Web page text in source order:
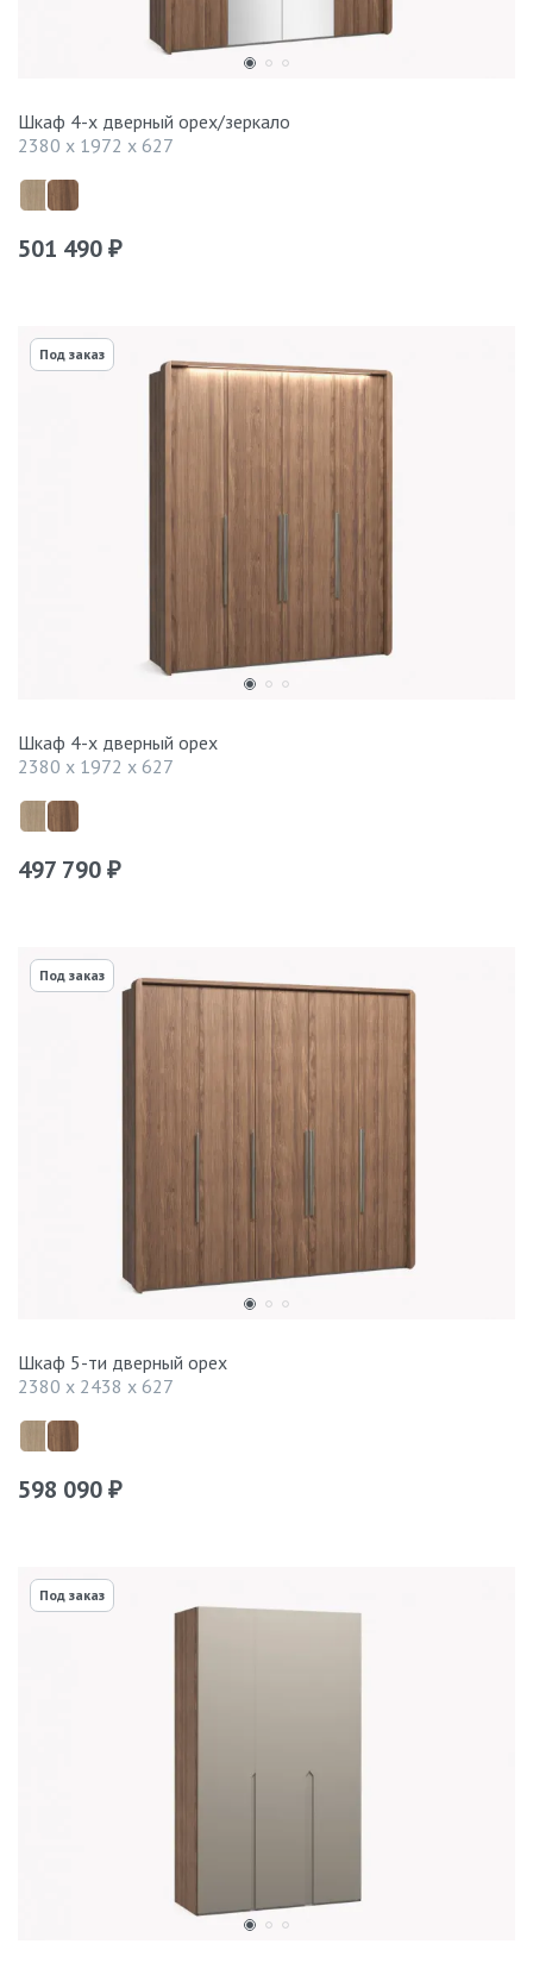
Шкаф 4-х дверный орех/зеркало
2380 x 1972 x 627
501 490 ₽
Под заказ
Шкаф 4-х дверный орех
2380 x 1972 x 627
497 790 ₽
Под заказ
Шкаф 5-ти дверный орех
2380 x 2438 x 627
598 090 ₽
Под заказ